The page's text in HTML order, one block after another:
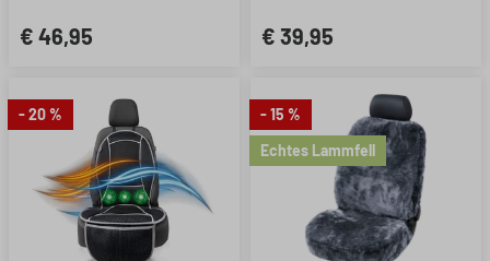
€ 46,95 € 39,95
- 20 %
- 15 %
Echtes Lammfell